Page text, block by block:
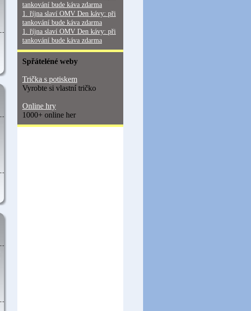
tankování bude káva zdarma
1. října slaví OMV Den kávy: při
tankování bude káva zdarma
1. října slaví OMV Den kávy: při
tankování bude káva zdarma
Spřáteléné weby
Trička s potiskem
Vyrobte si vlastní tričko
Online hry
1000+ online her